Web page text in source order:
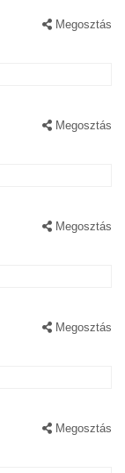
Megosztás
Megosztás
Megosztás
Megosztás
Megosztás